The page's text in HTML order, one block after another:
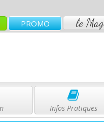
PROMO le Mag
Infos Pratiques